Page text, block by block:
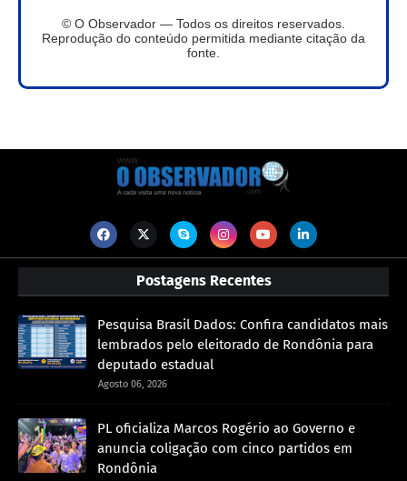
© O Observador — Todos os direitos reservados.
Reprodução do conteúdo permitida mediante citação da
fonte.
Postagens Recentes
Pesquisa Brasil Dados: Confira candidatos mais
lembrados pelo eleitorado de Rondônia para
deputado estadual
Agosto 06, 2026
PL oficializa Marcos Rogério ao Governo e
anuncia coligação com cinco partidos em
Rondônia